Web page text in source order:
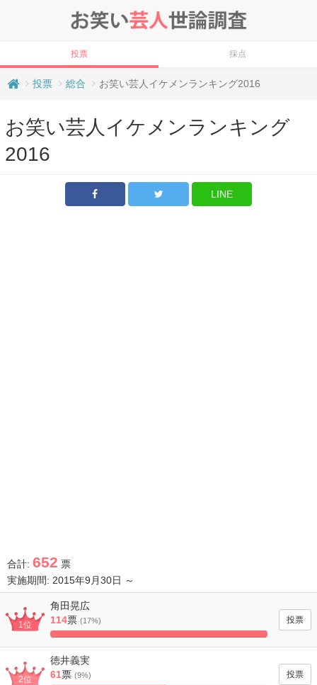
投票 採点
投票 総合 お笑い芸人イケメンランキング2016
お笑い芸人イケメンランキング
2016
LINE
合計: 652 票
実施期間: 2015年9月30日 ～
1位
角田晃広
114票 (17%)
100%
2位
徳井義実
61票 (9%)